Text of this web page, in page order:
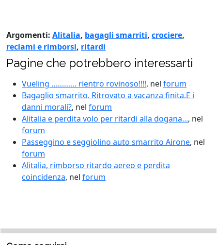
Argomenti: Alitalia, bagagli smarriti, crociere,
reclami e rimborsi, ritardi
Pagine che potrebbero interessarti
Vueling ............. rientro rovinoso!!!!, nel forum
Bagaglio smarrito. Ritrovato a vacanza finita.E i
danni morali?, nel forum
Alitalia e perdita volo per ritardi alla dogana..., nel
forum
Passeggino e seggiolino auto smarrito Airone, nel
forum
Alitalia, rimborso ritardo aereo e perdita
coincidenza, nel forum